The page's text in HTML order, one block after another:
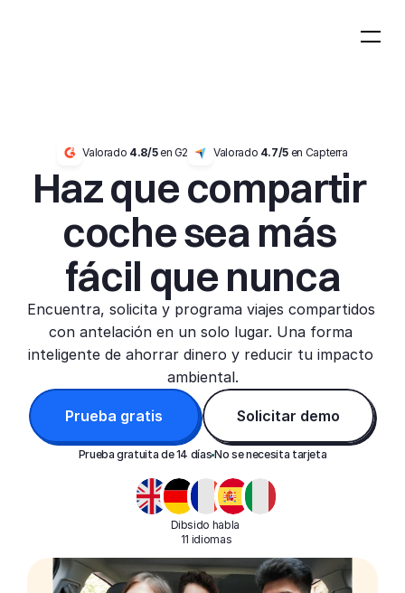
Valorado 4.8/5 en G2 Valorado 4.7/5 en Capterra
Haz que compartir
coche sea más
fácil que nunca
Encuentra, solicita y programa viajes compartidos
con antelación en un solo lugar. Una forma
inteligente de ahorrar dinero y reducir tu impacto
ambiental.
Prueba gratis Solicitar demo
Prueba gratuita de 14 días No se necesita tarjeta
Dibsido habla
11 idiomas